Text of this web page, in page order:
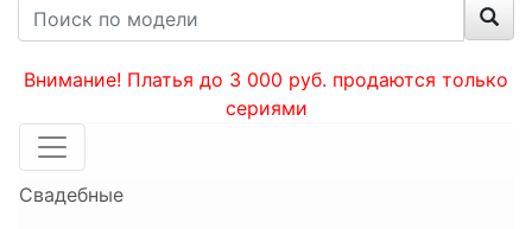
Внимание! Платья до 3 000 руб. продаются только
сериями
Свадебные